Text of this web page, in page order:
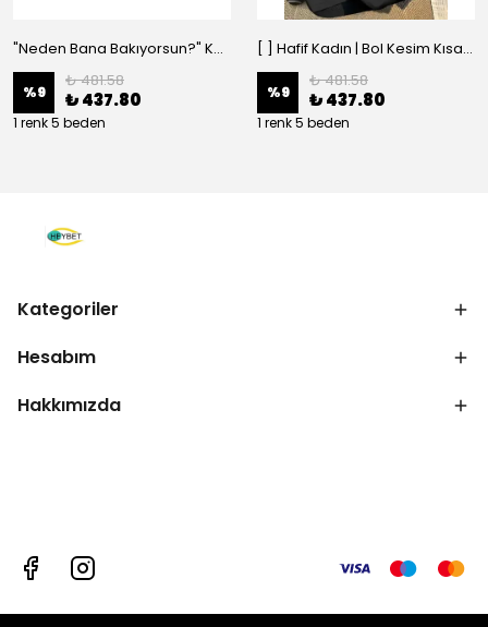
"Neden Bana Bakıyorsun?" Komik Kedi Grafik Tişört - Dijital Baskılı Siyah Bol - Siyah
%9
₺ 481.58
₺ 437.80
1 renk 5 beden
[ ] Hafif Kadın | Bol Kesim Kısa Kollu Yuvarlak Yaka Eğlenceli Karikatür Ayı ve - Siyah
%9
₺ 481.58
₺ 437.80
1 renk 5 beden
Kategoriler
Hesabım
Hakkımızda